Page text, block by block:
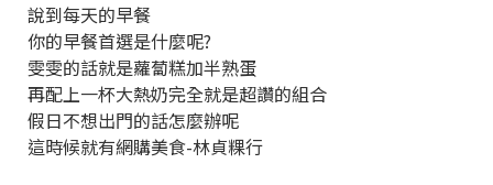
說到每天的早餐
你的早餐首選是什麼呢?
雯雯的話就是蘿蔔糕加半熟蛋
再配上一杯大熱奶完全就是超讚的組合
假日不想出門的話怎麼辦呢
這時候就有網購美食-林貞粿行